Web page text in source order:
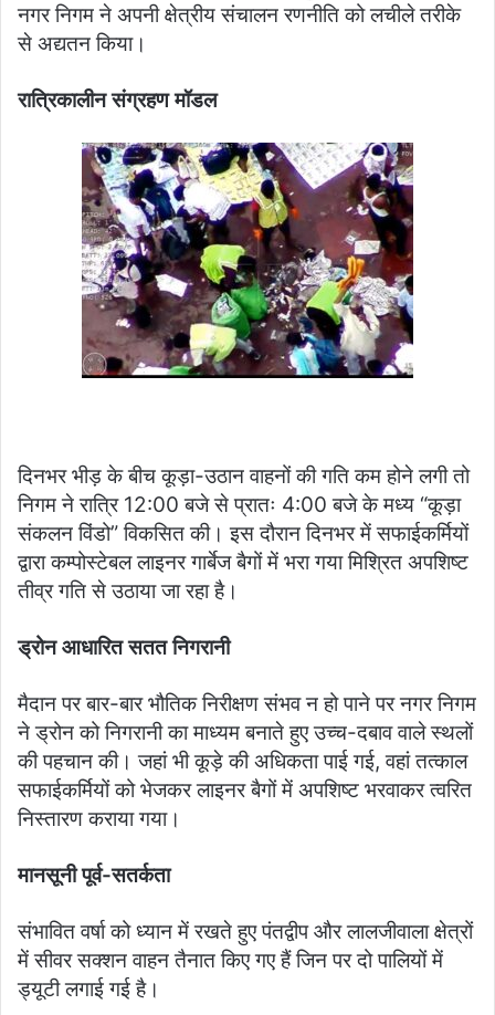
नगर निगम ने अपनी क्षेत्रीय संचालन रणनीति को लचीले तरीके
से अद्यतन किया।
रात्रिकालीन संग्रहण मॉडल
दिनभर भीड़ के बीच कूड़ा-उठान वाहनों की गति कम होने लगी तो
निगम ने रात्रि 12:00 बजे से प्रातः 4:00 बजे के मध्य “कूड़ा
संकलन विंडो” विकसित की। इस दौरान दिनभर में सफाईकर्मियों
द्वारा कम्पोस्टेबल लाइनर गार्बेज बैगों में भरा गया मिश्रित अपशिष्ट
तीव्र गति से उठाया जा रहा है।
ड्रोन आधारित सतत निगरानी
मैदान पर बार-बार भौतिक निरीक्षण संभव न हो पाने पर नगर निगम
ने ड्रोन को निगरानी का माध्यम बनाते हुए उच्च-दबाव वाले स्थलों
की पहचान की। जहां भी कूड़े की अधिकता पाई गई, वहां तत्काल
सफाईकर्मियों को भेजकर लाइनर बैगों में अपशिष्ट भरवाकर त्वरित
निस्तारण कराया गया।
मानसूनी पूर्व-सतर्कता
संभावित वर्षा को ध्यान में रखते हुए पंतद्वीप और लालजीवाला क्षेत्रों
में सीवर सक्शन वाहन तैनात किए गए हैं जिन पर दो पालियों में
ड्यूटी लगाई गई है।